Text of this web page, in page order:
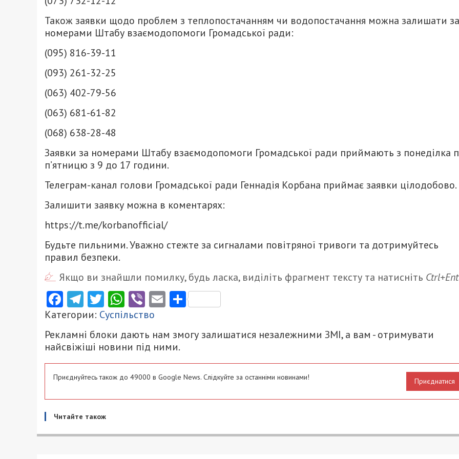
Також заявки щодо проблем з теплопостачанням чи водопостачання можна залишати за
номерами Штабу взаємодопомоги Громадської ради:
(095) 816-39-11
(093) 261-32-25
(063) 402-79-56
(063) 681-61-82
(068) 638-28-48
Заявки за номерами Штабу взаємодопомоги Громадської ради приймають з понеділка
п’ятницю з 9 до 17 години.
Телеграм-канал голови Громадської ради Геннадія Корбана приймає заявки цілодобово.
Залишити заявку можна в коментарях:
https://t.me/korbanofficial/
Будьте пильними. Уважно стежте за сигналами повітряної тривоги та дотримуйтесь
правил безпеки.
Якщо ви знайшли помилку, будь ласка, виділіть фрагмент тексту та натисніть
Facebook
Telegram
Twitter
WhatsApp
ViberEmailПоділитися
Категории: Суспільство
Рекламні блоки дають нам змогу залишатися незалежними ЗМІ, а вам - отримувати
найсвіжіші новини під ними.
Приєднуйтесь також до 49000 в Google News. Слідкуйте за останніми новинами! Приєднатися
Читайте також